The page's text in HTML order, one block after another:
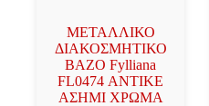
ΜΕΤΑΛΛΙΚΟ
ΔΙΑΚΟΣΜΗΤΙΚΟ
ΒΑΖΟ Fylliana
FL0474 ΑΝΤΙΚΕ
ΑΣΗΜΙ ΧΡΩΜΑ